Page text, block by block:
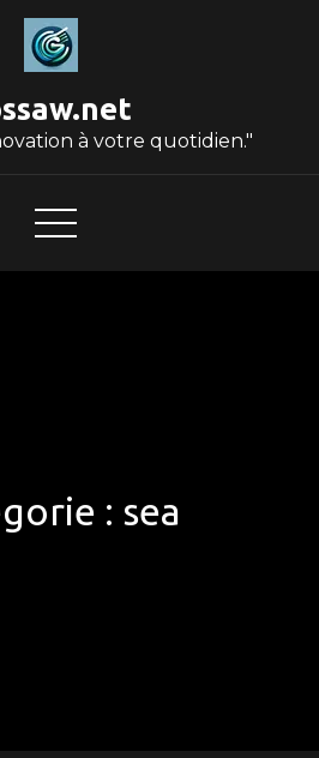
à votre quotidien."
: sea